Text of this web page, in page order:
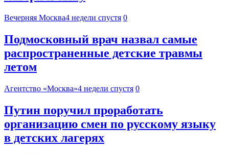
Вечерняя Москва4 недели спустя 0
Подмосковный врач назвал самые
распространенные детские травмы
летом
Агентство «Москва»4 недели спустя 0
Путин поручил проработать
организацию смен по русскому языку
в детских лагерях